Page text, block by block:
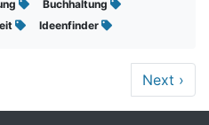
Buchhaltung
Ideenfinder
Next ›